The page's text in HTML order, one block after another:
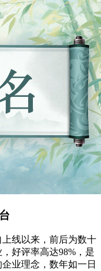
线以来，前后为数十
好评率高达98%，是
业理念，数年如一日